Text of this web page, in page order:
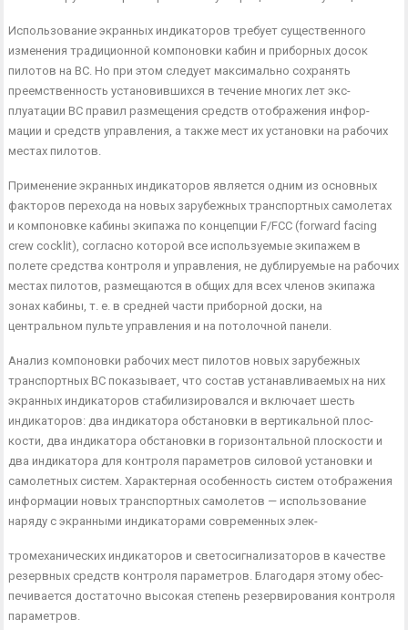
Использование экранных индикаторов требует существенно­го
изменения традиционной компоновки кабин и приборных досок
пилотов на ВС. Но при этом следует максимально сохра­нять
преемственность установившихся в течение многих лет экс­
плуатации ВС правил размещения средств отображения инфор­
мации и средств управления, а также мест их установки на ра­бочих
местах пилотов.
Применение экранных индикаторов является одним из основ­ных
факторов перехода на новых зарубежных транспортных са­молетах
и компоновке кабины экипажа по концепции F/FCC (forward facing
crew cocklit), согласно которой все используе­мые экипажем в
полете средства контроля и управления, не дуб­лируемые на рабочих
местах пилотов, размещаются в общих для всех членов экипажа
зонах кабины, т. е. в средней части при­борной доски, на
центральном пульте управления и на пото­лочной панели.
Анализ компоновки рабочих мест пилотов новых зарубежных
транспортных ВС показывает, что состав устанавливаемых на них
экранных индикаторов стабилизировался и включает шесть
индикаторов: два индикатора обстановки в вертикальной плос­
кости, два индикатора обстановки в горизонтальной плоскости и
два индикатора для контроля параметров силовой установки и
самолетных систем. Характерная особенность систем отобра­жения
информации новых транспортных самолетов — исполь­зование
наряду с экранными индикаторами современных элек-
тромеханических индикаторов и светосигнализаторов в качестве
резервных средств контроля параметров. Благодаря этому обес­
печивается достаточно высокая степень резервирования контро­ля
параметров.